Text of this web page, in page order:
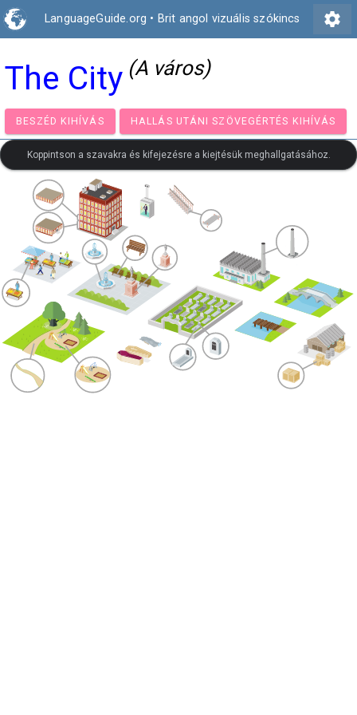
LanguageGuide.org • Brit angol vizuális szókincs settings
The City (A város)
BESZÉD KIHÍVÁS HALLÁS UTÁNI SZÖVEGÉRTÉS
Koppintson a szavakra és kifejezésre a kiejtésük meghallgatásához.